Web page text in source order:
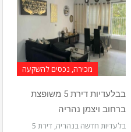
מכירה, נכסים להשקעה
בבלעדיות דירת 5 משופצת
ברחוב ויצמן נהריה
בלעדיות חדשה בנהריה, דירת 5